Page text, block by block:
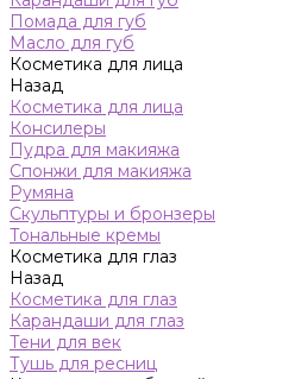
Помада для губ
Масло для губ
Косметика для лица
Назад
Косметика для лица
Консилеры
Пудра для макияжа
Спонжи для макияжа
Румяна
Скульптуры и бронзеры
Тональные кремы
Косметика для глаз
Назад
Косметика для глаз
Карандаши для глаз
Тени для век
Тушь для ресниц